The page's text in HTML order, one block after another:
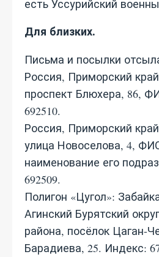
есть Уссурийский
Для близких.
Письма и посылки
Россия, Приморский
проспект Блюхера, 86,
692510.
Россия, Приморский
улица Новоселова, 4,
наименование его
692509.
Полигон «Цугол»:
Агинский Бурятский
района, посёлок Цаган-
Барадиева, 25. Индекс: